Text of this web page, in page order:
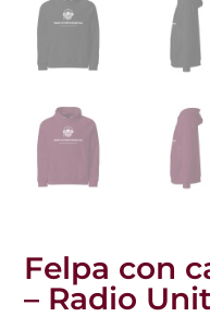
Felpa con
– Radio